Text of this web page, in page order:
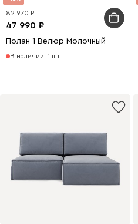
47 990
82 970
Полан 1 Велюр Молочный
В наличии: 1 шт.